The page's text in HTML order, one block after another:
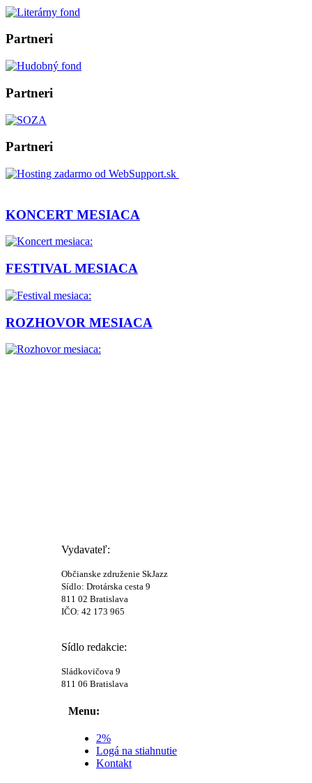
Partneri
Partneri
Partneri
KONCERT MESIACA
FESTIVAL MESIACA
ROZHOVOR MESIACA
Vydavateľ:
Občianske združenie SkJazz
Sídlo: Drotárska cesta 9
811 02 Bratislava
IČO: 42 173 965
Sídlo redakcie:
Sládkovičova 9
811 06 Bratislava
Menu:
2%
Logá na stiahnutie
Kontakt